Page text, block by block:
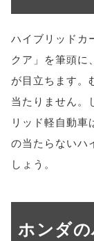
ハイブリッドカ
クア」を筆頭に
が目立ちます。
当たりません。
リッド軽自動車
の当たらないハ
しょう。
ホンダ